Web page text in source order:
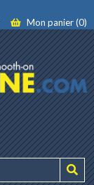
Mon panier (0)